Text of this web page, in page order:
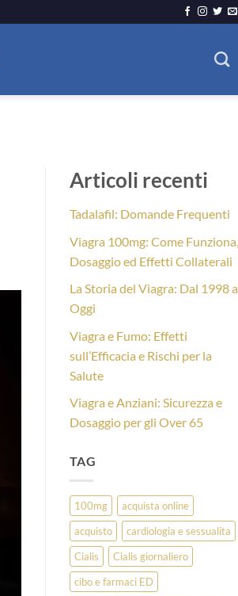
Articoli recenti
Tadalafil: Domande Frequenti
Viagra 100mg: Come Funziona,
Dosaggio ed Effetti Collaterali
La Storia del Viagra: Dal 1998 a
Oggi
Viagra e Fumo: Effetti
sull’Efficacia e Rischi per la
Salute
Viagra e Anziani: Sicurezza e
Dosaggio per gli Over 65
TAG
100mg
acquista online
acquisto
cardiologia e sessualita
Cialis
Cialis giornaliero
cibo e farmaci ED